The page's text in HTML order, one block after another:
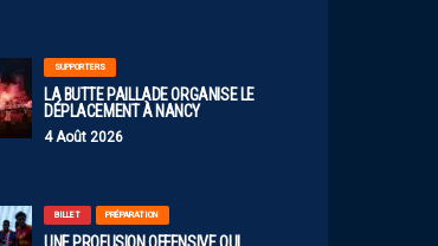
SUPPORTERS
LA BUTTE PAILLADE ORGANISE LE
DÉPLACEMENT À NANCY
4 Août 2026
BILLET PRÉPARATION